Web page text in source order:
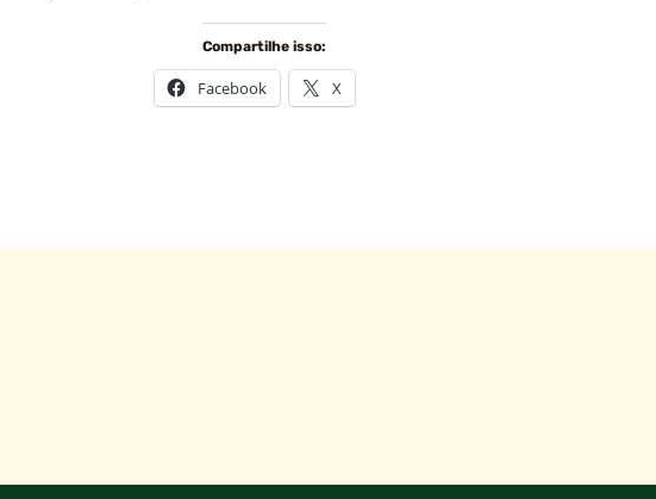
Compartilhe isso:
Facebook X